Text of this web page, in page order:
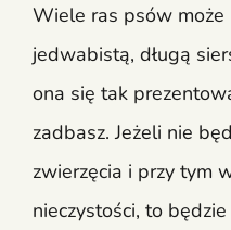
Wiele ras psów może
jedwabistą, długą
ona się tak
zadbasz. Jeżeli nie
zwierzęcia i przy tym
nieczystości, to